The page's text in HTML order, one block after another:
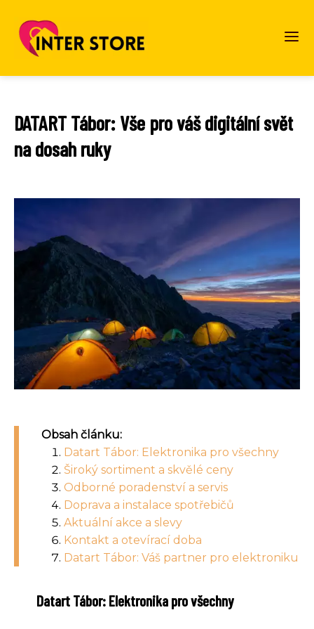
DATART Tábor: Vše pro váš digitální svět
na dosah ruky
Obsah článku:
Datart Tábor: Elektronika pro všechny
Široký sortiment a skvělé ceny
Odborné poradenství a servis
Doprava a instalace spotřebičů
Aktuální akce a slevy
Kontakt a otevírací doba
Datart Tábor: Váš partner pro elektroniku
Datart Tábor: Elektronika pro všechny